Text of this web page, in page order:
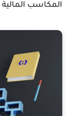
المالية